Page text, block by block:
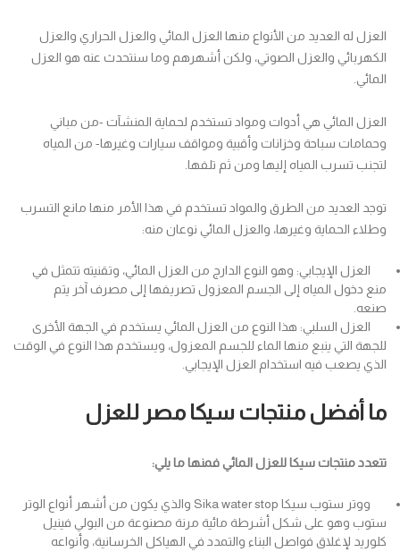
العزل له العديد من الأنواع منها العزل المائي والعزل الحراري والعزل
الكهربائي والعزل الصوتي، ولكن أشهرهم وما سنتحدث عنه هو العزل
المائي.
العزل المائي هي أدوات ومواد تستخدم لحماية المنشآت -من مباني
وحمامات سباحة وخزانات وأقبية ومواقف سيارات وغيرها- من المياه
لتجنب تسرب المياه إليها ومن ثم تلفها.
توجد العديد من الطرق والمواد تستخدم في هذا الأمر منها مانع التسرب
وطلاء الحماية وغيرها، والعزل المائي نوعان منه:
العزل الإيجابي: وهو النوع الدارج من العزل المائي، وتقنيته تتمثل في
منع دخول المياه إلى الجسم المعزول تصريفها إلى مصرف آخر يتم
صنعه.
العزل السلبي: هذا النوع من العزل المائي يستخدم في الجهة الأخرى
للجهة التي ينبع منها الماء للجسم المعزول، ويستخدم هذا النوع في الوقت
الذي يصعب فيه استخدام العزل الإيجابي.
ما أفضل منتجات سيكا مصر للعزل
تتعدد منتجات سيكا للعزل المائي فمنها ما يلي:
ووتر ستوب سيكا Sika water stop والذي يكون من أشهر أنواع الوتر
ستوب وهو على شكل أشرطة مائية مرنة مصنوعة من البولي فينيل
كلوريد لإغلاق فواصل البناء والتمدد في الهياكل الخرسانية، وأنواعه